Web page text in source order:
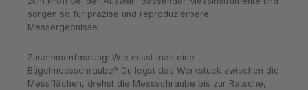
sorgen so für präzise und reproduzierbare
Messergebnisse.
Zusammenfassung: Wie misst man eine
Bügelmessschraube? Du legst das Werkstück zwischen die
Messflächen, drehst die Messschraube bis zur Ratsche,